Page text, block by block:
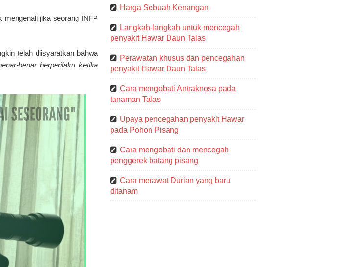
mengenali jika seorang INFP
telah diisyaratkan bahwa
benar berperilaku ketika
Harga Sebuah Kenangan
Langkah-langkah untuk mencegah
penyakit Hawar Daun Talas
Perawatan khusus dan pencegahan
penyakit Hawar Daun Talas
Cara mengobati Antraknosa pada
tanaman Talas
Upaya pencegahan penyakit Hawar
pada Pohon Pisang
Cara mengobati dan mencegah
penggerek batang pisang
Cara merawat Durian yang baru
ditanam